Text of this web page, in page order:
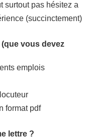
surtout pas hésitez a
(succinctement)
vous devez
emplois
format pdf
lettre ?